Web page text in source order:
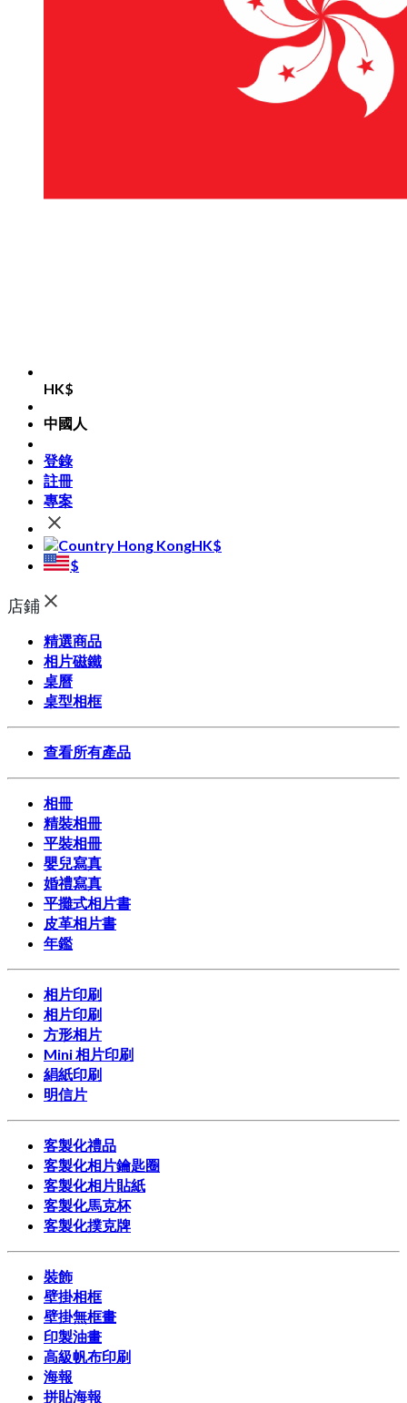
HK$
中國人
登錄
註冊
專案
HK$
$
店鋪
精選商品
相片磁鐵
桌曆
桌型相框
查看所有產品
相冊
精裝相冊
平裝相冊
嬰兒寫真
婚禮寫真
平攤式相片書
皮革相片書
年鑑
相片印刷
相片印刷
方形相片
Mini 相片印刷
絹紙印刷
明信片
客製化禮品
客製化相片鑰匙圈
客製化相片貼紙
客製化馬克杯
客製化撲克牌
裝飾
壁掛相框
壁掛無框畫
印製油畫
高級帆布印刷
海報
拼貼海報